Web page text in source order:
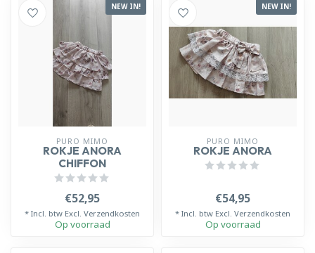
NEW IN!
PURO MIMO
ROKJE ANORA
CHIFFON
€52,95
* Incl. btw Excl. Verzendkosten
Op voorraad
NEW IN!
PURO MIMO
ROKJE ANORA
€54,95
* Incl. btw Excl. Verzendkosten
Op voorraad